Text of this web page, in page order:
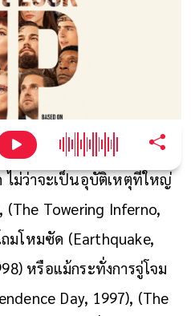
ไม่ว่าจะเป็นอุบัติเหตุที่ใหญ่
(The Towering Inferno,
มโหมซัด (Earthquake,
หรือแม้กระทั่งการจู่โจม
Day, 1997), (The